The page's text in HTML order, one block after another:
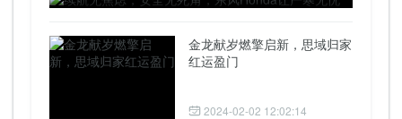
金龙献岁燃擎启新，思域归家
红运盈门
2024-02-02 12:02:14